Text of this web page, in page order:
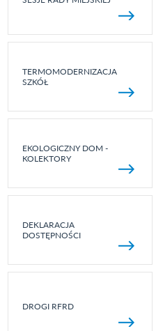
TERMOMODERNIZACJA
SZKÓŁ
EKOLOGICZNY DOM -
KOLEKTORY
DEKLARACJA
DOSTĘPNOŚCI
DROGI RFRD